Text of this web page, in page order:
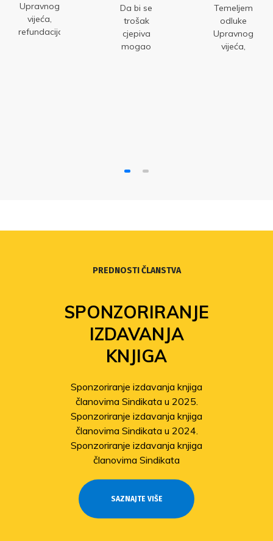
Upravnog
vijeća,
refundacija
Da bi se
trošak
cjepiva
mogao
će potom
Temeljem
odluke
Upravnog
vijeća,
PREDNOSTI ČLANSTVA
FOND
SOLIDARNOSTI
Povećanje isplata iz Fonda
Sindikat pomaže članovima
pogođenima potresom
Odobrene isplate pomoći članovima
stradalima u potresu